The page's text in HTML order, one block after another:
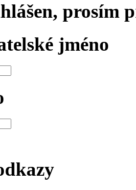
prosím
jméno